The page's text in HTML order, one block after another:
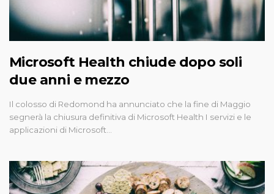
Microsoft Health chiude dopo soli
due anni e mezzo
Il colosso di Redomond ha annunciato che la fine di Maggio
segnerà la chiusura definitiva di Microsoft Health I servizi e le
applicazioni di Microsoft…